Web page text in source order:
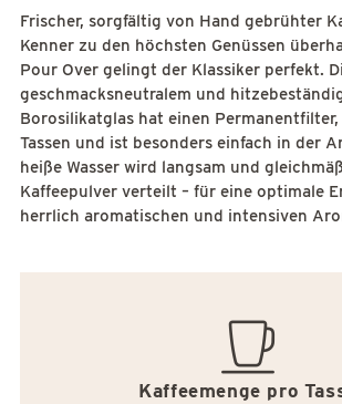
Frischer, sorgfältig von Hand gebrühter
Kenner zu den höchsten Genüssen
Pour Over gelingt der Klassiker perfekt.
geschmacksneutralem und
Borosilikatglas hat einen Permanentfilter,
Tassen und ist besonders einfach in der
heiße Wasser wird langsam und
Kaffeepulver verteilt – für eine optimale
herrlich aromatischen und intensiven
coffeeworld
Kaffeemenge pro